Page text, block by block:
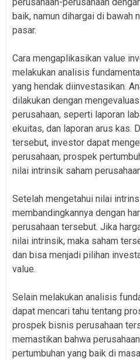
perusahaan-perusahaan
baik, namun dihargai di bawah
pasar.
Cara mengaplikasikan value
melakukan analisis
yang hendak diinvestasikan.
dilakukan dengan
perusahaan, seperti laporan
ekuitas, dan laporan arus kas.
tersebut, investor dapat
perusahaan, prospek
nilai intrinsik saham
Setelah mengetahui nilai
membandingkannya dengan
perusahaan tersebut. Jika
nilai intrinsik, maka saham
dan bisa menjadi pilihan
value.
Selain melakukan analisis
dapat mencari tahu tentang
prospek bisnis perusahaan
memastikan bahwa
pertumbuhan yang baik di